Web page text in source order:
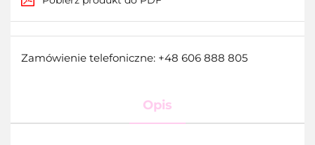
Zamówienie telefoniczne: +48 606 888 805
Opis